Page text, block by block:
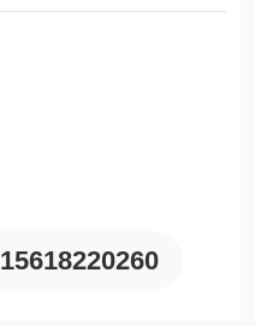
15618220260